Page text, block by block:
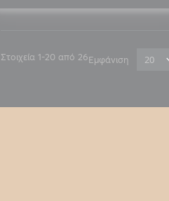
Στοιχεία 1-20 από 26Εμφάνιση